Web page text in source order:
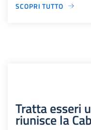
SCOPRI TUTTO
Tratta esseri
riunisce la